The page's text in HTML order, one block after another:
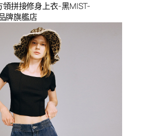
領拼接修身上衣-黑M|ST-
牌旗艦店